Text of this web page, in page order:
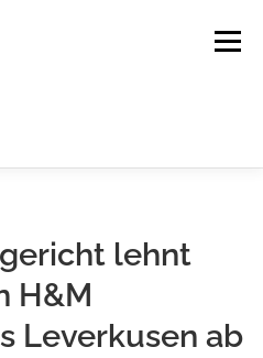
Menü
PUBLIKATIONEN
lehnt
H&M
Leverkusen ab